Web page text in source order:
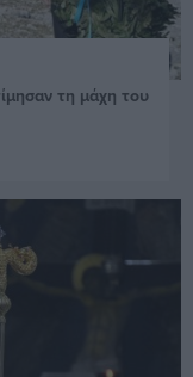
τη μάχη του